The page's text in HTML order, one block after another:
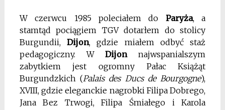
W czerwcu 1985 poleciałem do Paryża, a
stamtąd pociągiem TGV dotarłem do stolicy
Burgundii,Dijon, gdzie miałem odbyć staż
pedagogiczny. WDijonnajwspanialszym
zabytkiem jest ogromny Pałac Książąt
Burgundzkich (Palais des Ducs de Bourgogne),
XVIII, gdzie eleganckie nagrobki Filipa Dobrego,
Jana Bez Trwogi, Filipa Śmiałego i Karola